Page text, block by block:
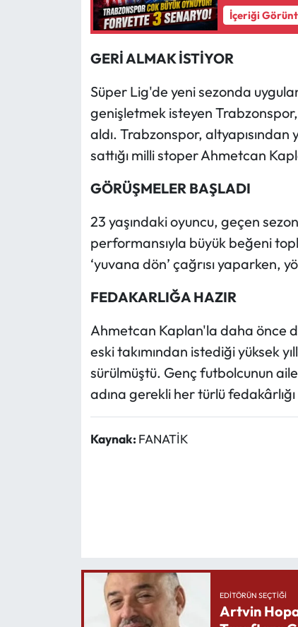
İçeriği
GERİ ALMAK İSTİYOR
Süper Lig'de yeni sezonda
genişletmek isteyen
aldı. Trabzonspor, altyapısından
sattığı milli stoper Ahmetcan
GÖRÜŞMELER BAŞLADI
23 yaşındaki oyuncu, geçen
performansıyla büyük beğeni
‘yuvana dön’ çağrısı yaparken,
FEDAKARLIĞA HAZIR
Ahmetcan Kaplan'la daha önce
eski takımından istediği yüksek
sürülmüştü. Genç futbolcunun
adına gerekli her türlü
Kaynak: FANATİK
EDITÖRÜN SEÇTIĞI
Artvin